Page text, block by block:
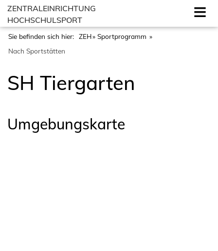
ZENTRALEINRICHTUNG
HOCHSCHULSPORT
Sie befinden sich hier: ZEH
Sportprogramm
Nach Sportstätten
SH Tiergarten
Umgebungskarte